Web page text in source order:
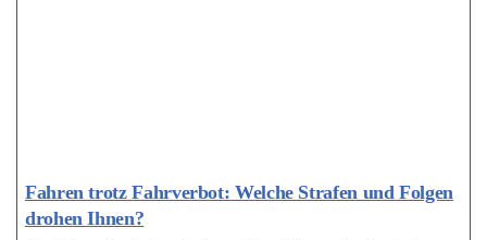
Fahren trotz Fahrverbot: Welche Strafen und Folgen
drohen Ihnen?